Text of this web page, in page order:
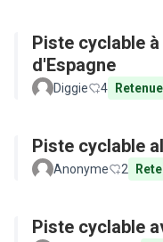
Piste cyclable
d'Espagne
Diggie 4 Retenue
Piste cyclable
Anonyme 2
Piste cyclable